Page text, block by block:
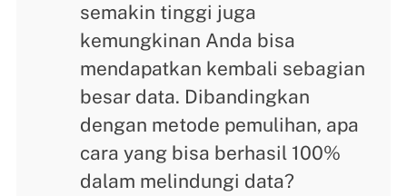
semakin tinggi juga
kemungkinan Anda bisa
mendapatkan kembali sebagian
besar data. Dibandingkan
dengan metode pemulihan, apa
cara yang bisa berhasil 100%
dalam melindungi data?